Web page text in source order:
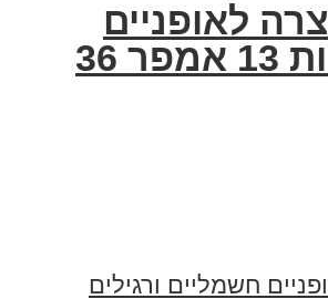
לאופניים
חשמליות 13 אמפר 36